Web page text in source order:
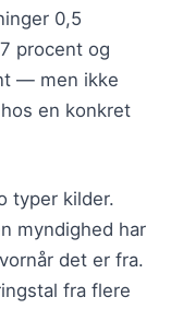
0,5
procent og
— men ikke
en konkret
typer kilder.
myndighed har
det er fra.
fra flere